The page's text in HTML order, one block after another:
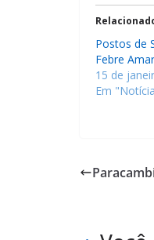
Postos de
Febre
15 de
Em